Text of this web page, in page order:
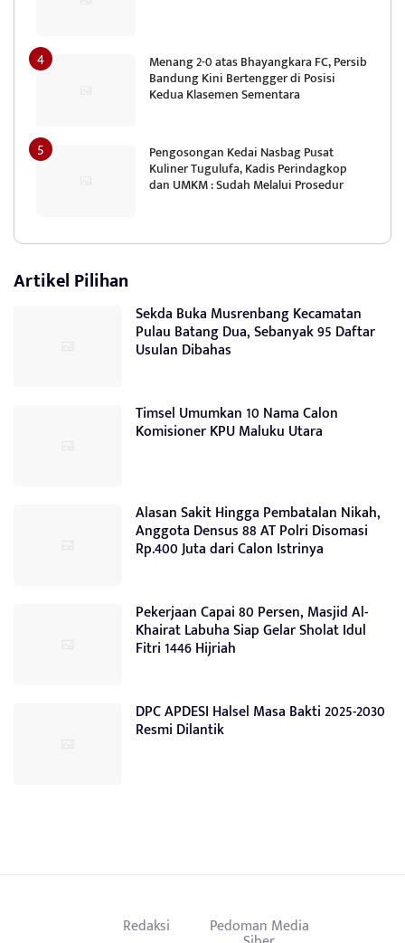
Menang 2-0 atas Bhayangkara FC, Persib
Bandung Kini Bertengger di Posisi
Kedua Klasemen Sementara
Pengosongan Kedai Nasbag Pusat
Kuliner Tugulufa, Kadis Perindagkop
dan UMKM : Sudah Melalui Prosedur
Artikel Pilihan
Sekda Buka Musrenbang Kecamatan
Pulau Batang Dua, Sebanyak 95 Daftar
Usulan Dibahas
Timsel Umumkan 10 Nama Calon
Komisioner KPU Maluku Utara
Alasan Sakit Hingga Pembatalan Nikah,
Anggota Densus 88 AT Polri Disomasi
Rp.400 Juta dari Calon Istrinya
Pekerjaan Capai 80 Persen, Masjid Al-
Khairat Labuha Siap Gelar Sholat Idul
Fitri 1446 Hijriah
DPC APDESI Halsel Masa Bakti 2025-2030
Resmi Dilantik
Redaksi Pedoman Media